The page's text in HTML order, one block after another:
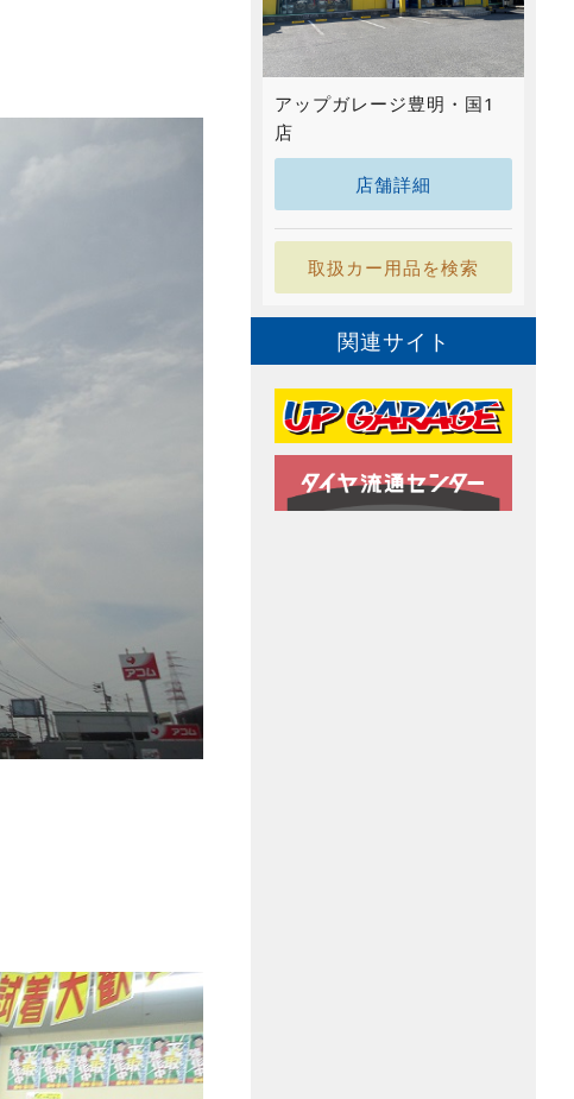
アップガレージ豊明・国1
店
店舗詳細
取扱カー用品を検索
関連サイト